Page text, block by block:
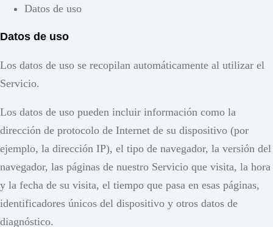
Datos de uso
Datos de uso
Los datos de uso se recopilan automáticamente al utilizar el
Servicio.
Los datos de uso pueden incluir información como la
dirección de protocolo de Internet de su dispositivo (por
ejemplo, la dirección IP), el tipo de navegador, la versión del
navegador, las páginas de nuestro Servicio que visita, la hora
y la fecha de su visita, el tiempo que pasa en esas páginas,
identificadores únicos del dispositivo y otros datos de
diagnóstico.